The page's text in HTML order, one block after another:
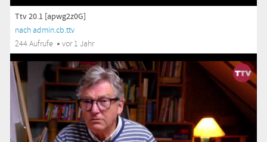
Ttv 20.1 [apwg2z0G]
nach admin.cb.ttv
244 Aufrufe
vor 1 Jahr